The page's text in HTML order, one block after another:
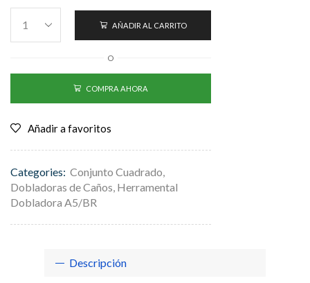
AÑADIR AL CARRITO
O
COMPRA AHORA
Añadir a favoritos
Categories: Conjunto Cuadrado,
Dobladoras de Caños, Herramental
Dobladora A5/BR
Descripción